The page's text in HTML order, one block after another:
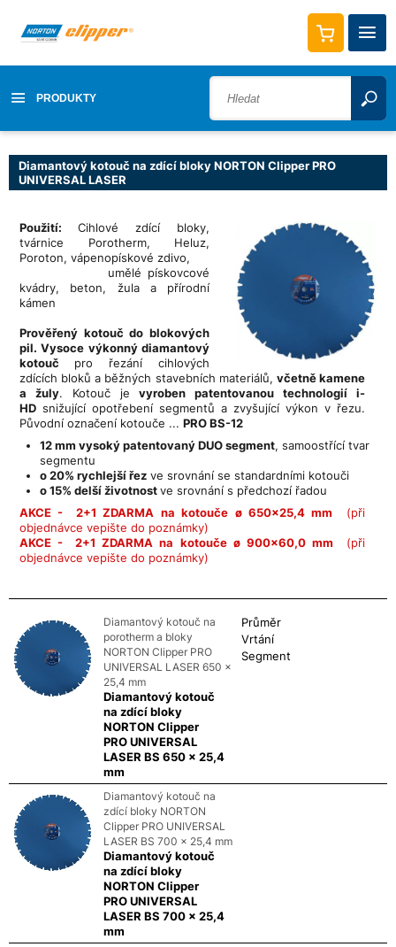
PRODUKTY
Diamantový kotouč na zdící bloky NORTON Clipper PRO
UNIVERSAL LASER
Použití: Cihlové zdící bloky,
tvárnice Porotherm, Heluz,
Poroton, vápenopískové zdivo,
umělé pískovcové
kvádry, beton, žula a přírodní
kámen
Prověřený kotouč do blokových
pil.Vysoce výkonný diamantový
kotouč pro řezání cihlových
zdících bloků a běžných stavebních materiálů, včetně kamene
a žuly. Kotouč jevyroben patentovanou technologií i-
HD snižující opotřebení segmentů a zvyšující výkon v řezu.
Původní označení kotouče ... PRO BS-12
12 mm vysoký patentovaný DUO segment, samoostřící tvar
segmentu
o 20% rychlejší řez ve srovnání se standardními kotouči
o 15% delší životnostve srovnání s předchozí řadou
AKCE - 2+1 ZDARMA na kotouče ø 650x25,4 mm
(při
objednávce vepište do poznámky)
AKCE - 2+1 ZDARMA na kotouče ø 900x60,0 mm
(při
objednávce vepište do poznámky)
Diamantový kotouč na
porotherm a bloky
NORTON Clipper PRO
UNIVERSAL LASER 650 x
25,4 mm
Diamantový kotouč
na zdící bloky
NORTON Clipper
PRO UNIVERSAL
LASER BS 650 x 25,4
mm
Průměr
Vrtání
Segment
Diamantový kotouč na
zdící bloky NORTON
Clipper PRO UNIVERSAL
LASER BS 700 x 25,4 mm
Diamantový kotouč
na zdící bloky
NORTON Clipper
PRO UNIVERSAL
LASER BS 700 x 25,4
mm